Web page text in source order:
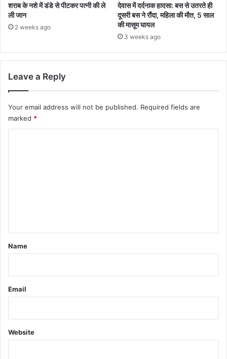
शराब के नशे में डंडे से पीटकर पत्नी की ले
ली जान
2 weeks ago
देवास में दर्दनाक हादसा: बस से उतरते ही
दूसरी बस ने रौंदा, महिला की मौत, 5 साल
की मासूम घायल
3 weeks ago
Leave a Reply
Your email address will not be published. Required fields are
marked *
*
Name
Email
Website